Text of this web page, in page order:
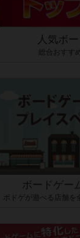
人気ボ
総合おすす
ボードゲー
ボドゲが遊べる店舗を